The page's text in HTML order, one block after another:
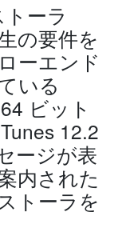
ーラ
の要件を
ーエンド
いる
ビット
12.2
ージが表
内された
トーラを